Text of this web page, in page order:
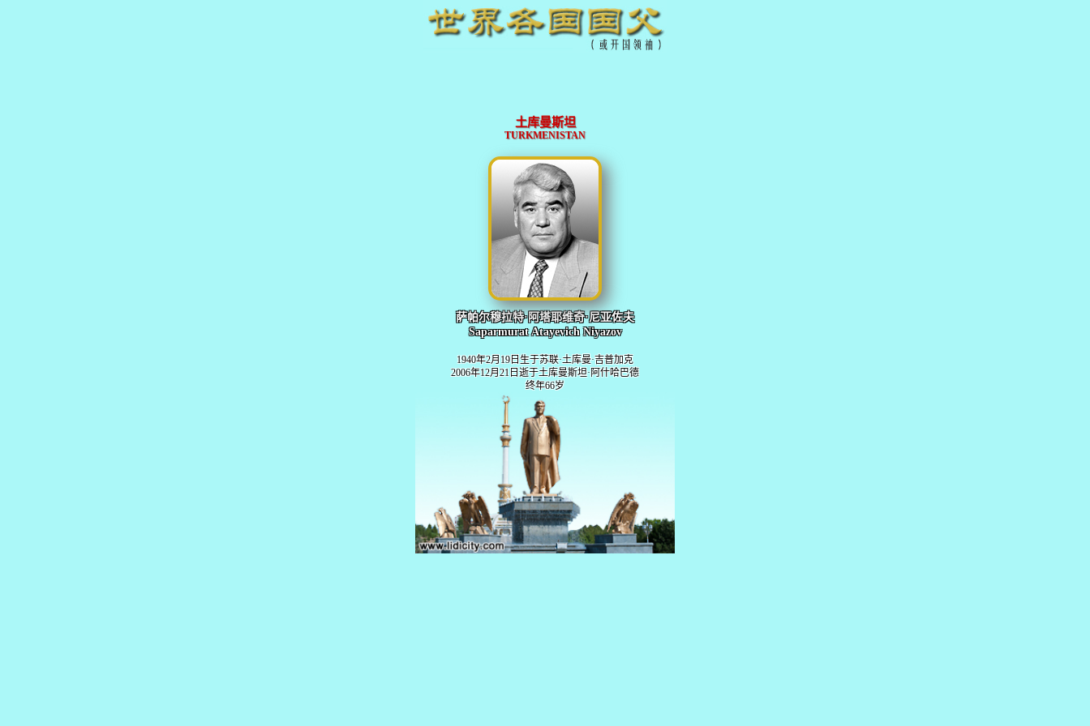
土库曼斯坦
TURKMENISTAN
萨帕尔穆拉特·阿塔耶维奇·尼亚佐夫
Saparmurat Atayevich Niyazov
1940年2月19日生于苏联·土库曼·吉普加克
2006年12月21日逝于土库曼斯坦·阿什哈巴德
终年66岁